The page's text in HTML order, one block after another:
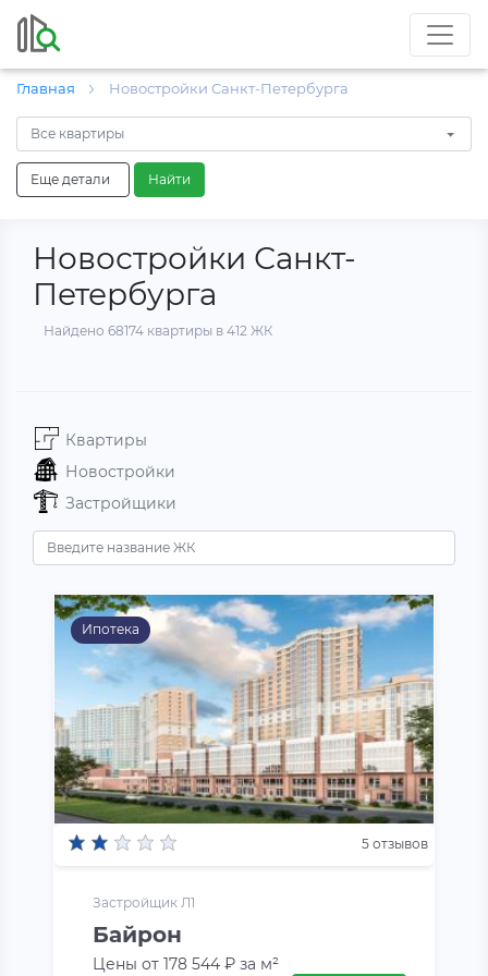
Главная Новостройки Санкт-Петербурга
Все квартиры
Еще детали Найти
Новостройки Санкт-
Петербурга
Найдено 68174 квартиры в 412 ЖК
Квартиры
Новостройки
Застройщики
Ипотека
5 отзывов
Застройщик Л1
Байрон
Цены от 178 544 ₽ за м²